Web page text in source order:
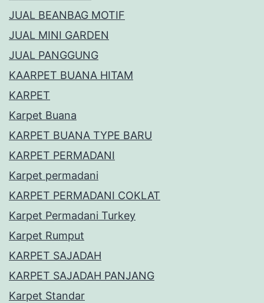
JUAL BEANBAG MOTIF
JUAL MINI GARDEN
JUAL PANGGUNG
KAARPET BUANA HITAM
KARPET
Karpet Buana
KARPET BUANA TYPE BARU
KARPET PERMADANI
Karpet permadani
KARPET PERMADANI COKLAT
Karpet Permadani Turkey
Karpet Rumput
KARPET SAJADAH
KARPET SAJADAH PANJANG
Karpet Standar